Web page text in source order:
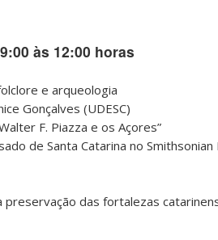
às 12:00 horas
e arqueologia
Gonçalves (UDESC)
F. Piazza e os Açores”
de Santa Catarina no
preservação das fortalezas